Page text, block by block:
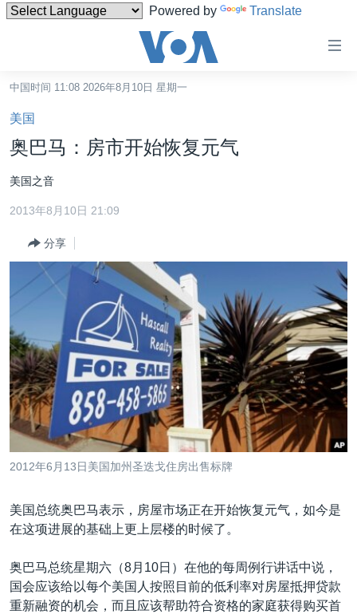
Powered by Translate
碍
链
接
跳
转
内
航
跳
转
到
检
索
中国
台湾
港澳
国际
最新国际新闻
中东
欧洲
非洲
美洲
全球议题
分类新闻
经济·金融·贸易
人权·法律·宗教
科教·文娱·体健
军事
劳工
热点专题
白宫要闻
国会报道
美中关系
美国建国250周年
美国之音专访
重要讲话与声明
台海两岸关系
南中国海争端
VOA视频
VOA今日焦点
中文广播
关注我们
其他语言网站
中国时间 11:08 2026年8月10日 星期一
美国
奥巴马：房市开始恢复元气
美国之音
2013年8月10日 21:09
分享
2012年6月13日美国加州圣迭戈住房出售标牌
美国总统奥巴马表示，房屋市场正在开始恢复元气，如今是
在这项进展的基础上更上层楼的时候了。
奥巴马总统星期六（8月10日）在他的每周例行讲话中说，
国会应该给以每个美国人按照目前的低利率对房屋抵押贷款
重新融资的机会，而且应该帮助符合资格的家庭获得购买首